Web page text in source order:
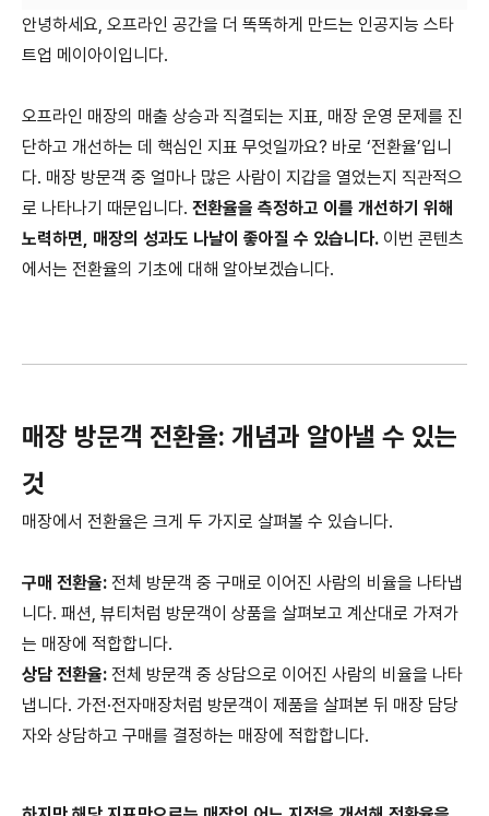
안녕하세요, 오프라인 공간을 더 똑똑하게 만드는 인공지능 스타
트업 메이아이입니다.
오프라인 매장의 매출 상승과 직결되는 지표, 매장 운영 문제를 진
단하고 개선하는 데 핵심인 지표 무엇일까요? 바로 ‘전환율’입니
다. 매장 방문객 중 얼마나 많은 사람이 지갑을 열었는지 직관적으
로 나타나기 때문입니다. 전환율을 측정하고 이를 개선하기 위해
노력하면, 매장의 성과도 나날이 좋아질 수 있습니다. 이번 콘텐츠
에서는 전환율의 기초에 대해 알아보겠습니다.
매장 방문객 전환율: 개념과 알아낼 수 있는
것
매장에서 전환율은 크게 두 가지로 살펴볼 수 있습니다.
구매 전환율: 전체 방문객 중 구매로 이어진 사람의 비율을 나타냅
니다. 패션, 뷰티처럼 방문객이 상품을 살펴보고 계산대로 가져가
는 매장에 적합합니다.
상담 전환율: 전체 방문객 중 상담으로 이어진 사람의 비율을 나타
냅니다. 가전·전자매장처럼 방문객이 제품을 살펴본 뒤 매장 담당
자와 상담하고 구매를 결정하는 매장에 적합합니다.